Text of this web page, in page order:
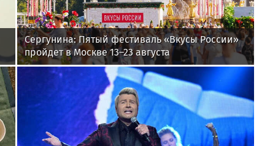
Сергунина: Пятый фестиваль «Вкусы России»
пройдет в Москве 13–23 августа